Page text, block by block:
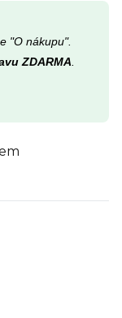
"O nákupu".
ZDARMA